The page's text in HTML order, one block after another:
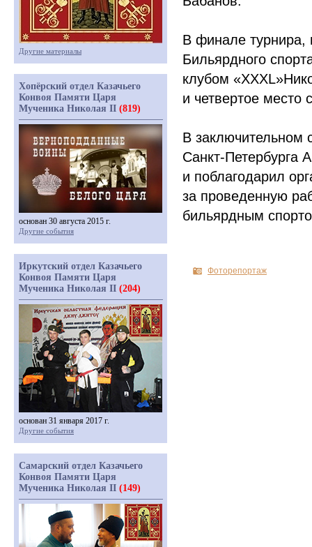
В финале турнира,
Бильярдного
клубом «XXXL
и четвертое место
В заключительном
Санкт-Петербурга
и поблагодарил
за проведенную
бильярдным
Фоторепортаж
Другие материалы
Хопёрский отдел Казачьего
Конвоя Памяти Царя
Мученика Николая II (819)
основан 30 августа 2015 г.
Другие события
Иркутский отдел Казачьего
Конвоя Памяти Царя
Мученика Николая II (204)
основан 31 января 2017 г.
Другие события
Самарский отдел Казачьего
Конвоя Памяти Царя
Мученика Николая II (149)